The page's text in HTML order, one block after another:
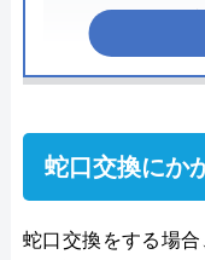
についても無料
てはいかがでしょ
●受付時間
●出張見積もり
蛇口交換にか
蛇口交換をする場